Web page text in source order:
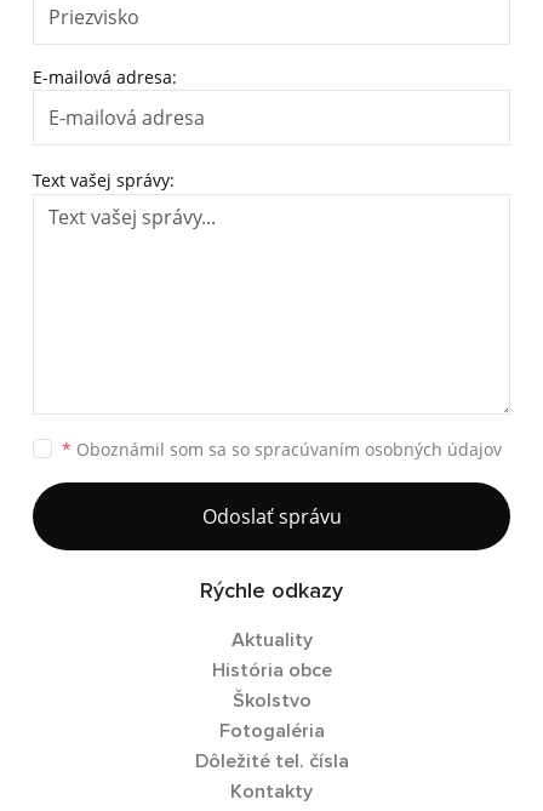
E-mailová adresa:
Text vašej správy:
* Oboznámil som sa so spracúvaním osobných údajov
Odoslať správu
Rýchle odkazy
Aktuality
História obce
Školstvo
Fotogaléria
Dôležité tel. čísla
Kontakty